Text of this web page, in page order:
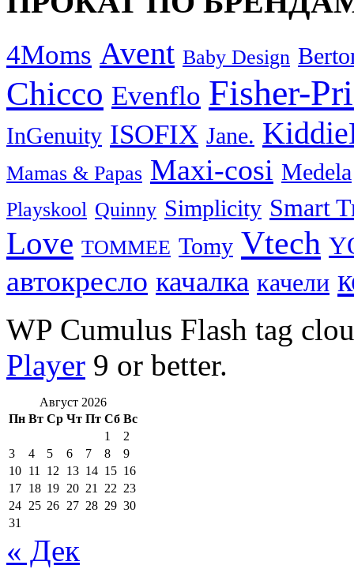
4Moms Avent Baby Design
Chicco Evenflo Fisher-
InGenuity ISOFIX Jane.
Mamas & Papas Maxi-cosi Medela
Playskool Quinny Simplicity Smart
Love TOMMEE Tomy Vtech
автокресло качалка качели
WP Cumulus Flash tag
Player 9 or better.
Август 2026
Пн Вт Ср Чт Пт Сб Вс
1
2
3
4 5 6 7 8
9
10 11 12 13 14 15 16
17 18 19 20 21 22 23
24 25 26 27 28 29 30
31
« Дек